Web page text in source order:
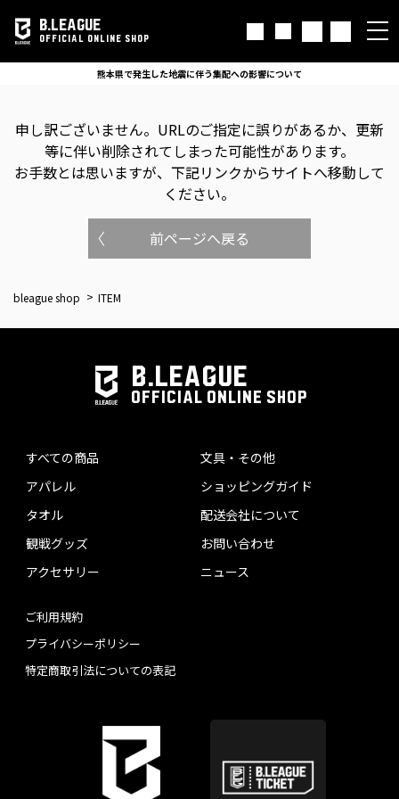
B.LEAGUE
OFFICIAL ONLINE SHOP
熊本県で発生した地震に伴う集配への影響について
申し訳ございません。 URLのご指定に誤りがあるか、更新
等に伴い削除されてしまった可能性があります。
お手数とは思いますが、下記リンクからサイトへ移動して
ください。
前ページへ戻る
bleague shop ITEM
B.LEAGUE
OFFICIAL ONLINE SHOP
すべての商品
アパレル
タオル
観戦グッズ
アクセサリー
文具・その他
ショッピングガイド
配送会社について
お問い合わせ
ニュース
ご利用規約
プライバシーポリシー
特定商取引法についての表記